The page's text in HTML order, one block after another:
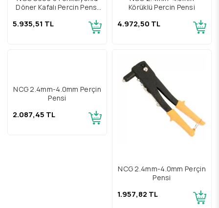
Döner Kafalı Perçin Pensi
5.935,51 TL
Körüklü Perçin Pensi
4.972,50 TL
NCG 2.4mm-4.0mm Perçin
Pensi
2.087,45 TL
NCG 2.4mm-4.0mm Perçin
Pensi
1.957,82 TL